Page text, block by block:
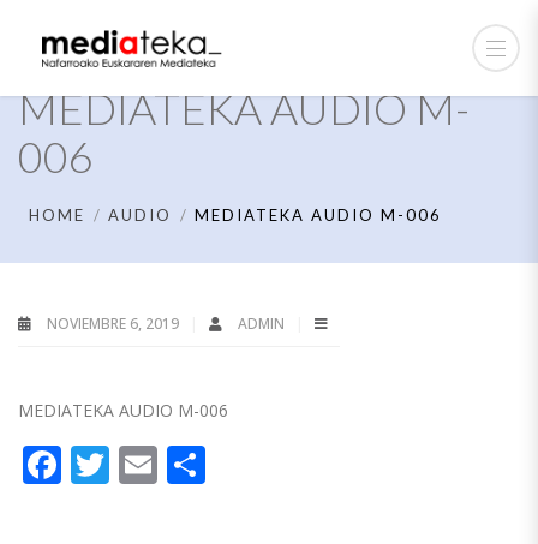
MEDIATEKA AUDIO M-
006
HOME AUDIO MEDIATEKA AUDIO M-006
NOVIEMBRE 6, 2019 ADMIN
MEDIATEKA AUDIO M-006
Facebook
Twitter
Email